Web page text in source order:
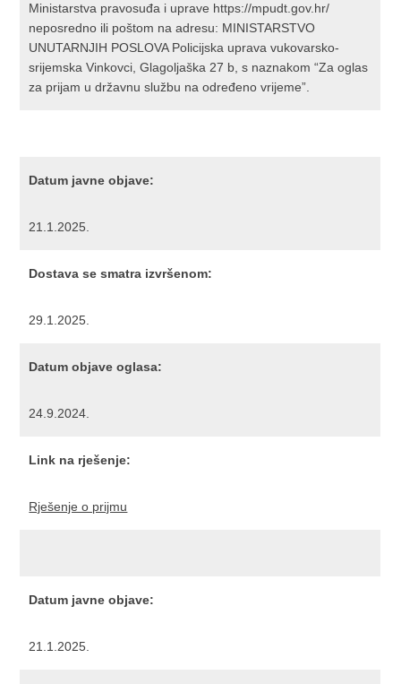
Ministarstva pravosuđa i uprave https://mpudt.gov.hr/
neposredno ili poštom na adresu: MINISTARSTVO
UNUTARNJIH POSLOVA Policijska uprava vukovarsko-
srijemska Vinkovci, Glagoljaška 27 b, s naznakom “Za oglas
za prijam u državnu službu na određeno vrijeme”.
Datum javne objave:
21.1.2025.
Dostava se smatra izvršenom:
29.1.2025.
Datum objave oglasa:
24.9.2024.
Link na rješenje:
Rješenje o prijmu
Datum javne objave:
21.1.2025.